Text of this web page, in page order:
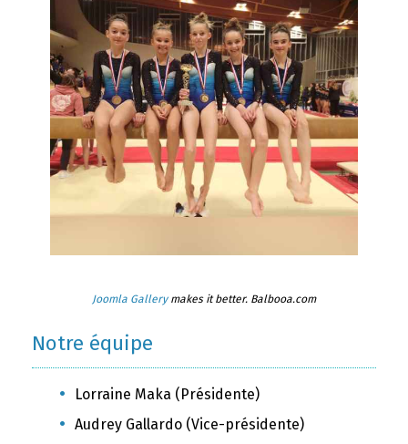
Joomla Gallerymakes it better. Balbooa.com
Notre équipe
Lorraine Maka (Présidente)
Audrey Gallardo (Vice-présidente)